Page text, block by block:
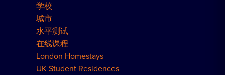
学校
城市
水平测试
在线课程
London Homestays
UK Student Residences